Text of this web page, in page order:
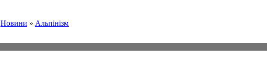
Новини » Альпінізм